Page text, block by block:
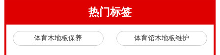
热门标签
体育木地板保养 体育馆木地板维护